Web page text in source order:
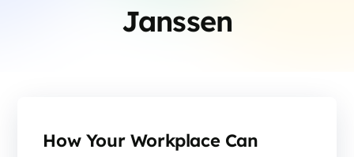
Janssen
How Your Workplace Can